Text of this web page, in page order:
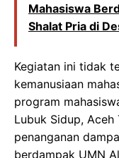
Mahasiswa
Shalat Pria di
Kegiatan ini tidak
kemanusiaan
program
Lubuk Sidup,
penanganan
berdampak UMN